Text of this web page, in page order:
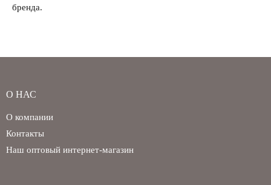
бренда.
О НАС
О компании
Контакты
Наш оптовый интернет-магазин